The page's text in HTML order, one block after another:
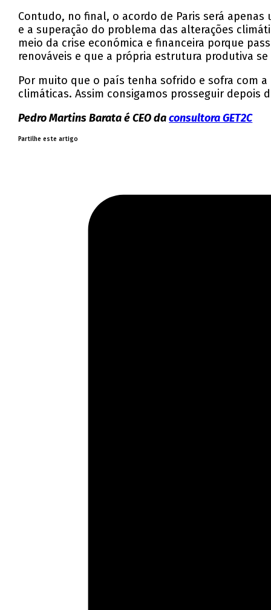
Contudo, no final, o acordo de Paris será
e a superação do problema das alterações
meio da crise económica e financeira porque
renováveis e que a própria estrutura produtiva
Por muito que o país tenha sofrido e sofra com
climáticas. Assim consigamos prosseguir depois
Pedro Martins Barata é CEO daconsultora GET2C
Partilhe este artigo